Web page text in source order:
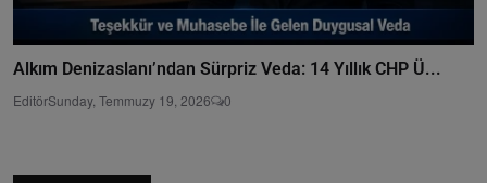
Alkım Denizaslanı’ndan Sürpriz Veda: 14 Yıllık CHP Ü...
EditörSunday, Temmuzy 19, 2026 0